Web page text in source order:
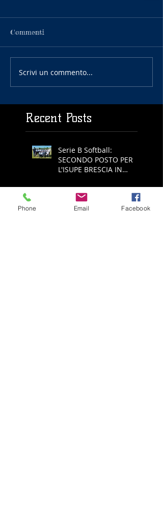
Commenti
Scrivi un commento...
Recent Posts
Serie B Softball:
SECONDO POSTO PER
L'ISUPE BRESCIA IN
Under 18 Baseball:
FUMATA NERA PER
Phone Email Facebook